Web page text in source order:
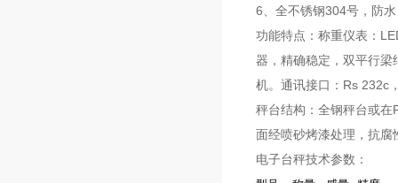
6、全不锈钢304号，防
功能特点：称重仪表：
器，精确稳定，双平行
机。通讯接口：Rs 232c
秤台结构：全钢秤台或
面经喷砂烤漆处理，抗
电子台秤技术参数：